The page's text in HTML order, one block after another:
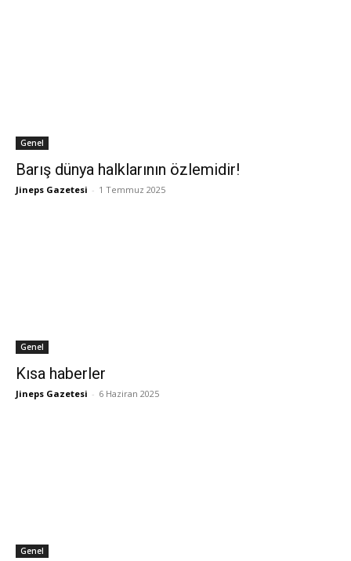
Genel
Barış dünya halklarının özlemidir!
Jineps Gazetesi - 1 Temmuz 2025
Genel
Kısa haberler
Jineps Gazetesi - 6 Haziran 2025
Genel